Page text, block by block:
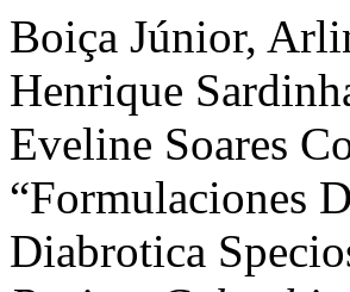
Boiça Júnior,
Henrique
Eveline Soares
“Formulaciones
Diabrotica